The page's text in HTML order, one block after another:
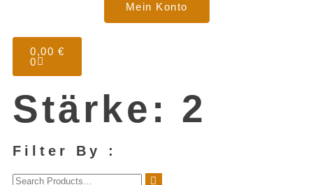
Mein Konto
0,00 €
0
Stärke: 2
Filter By :